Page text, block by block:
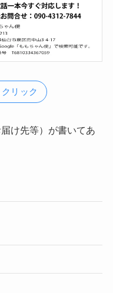
リック
け先等）が書いてあ